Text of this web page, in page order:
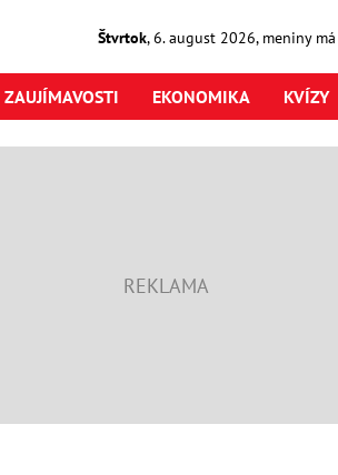
Štvrtok,6. august2026, meniny má
ZAUJÍMAVOSTI EKONOMIKA KVÍZY